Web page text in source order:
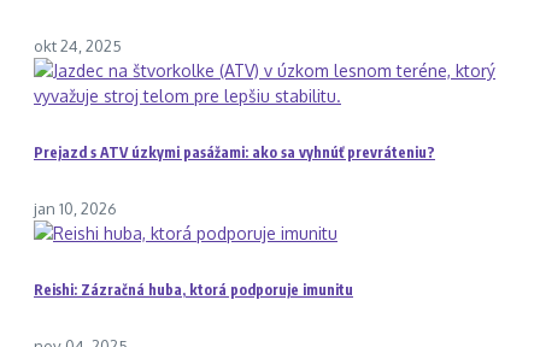
okt 24, 2025
Prejazd s ATV úzkymi pasážami: ako sa vyhnúť prevráteniu?
jan 10, 2026
Reishi: Zázračná huba, ktorá podporuje imunitu